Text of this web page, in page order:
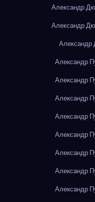
Александр
Александр
Александр
Александр
Александр
Александр
Александр
Александр
Александр
Александр